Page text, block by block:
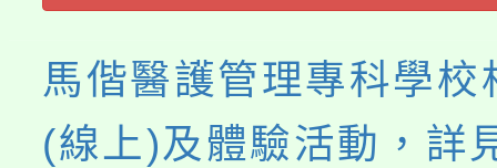
馬偕醫護管理專科學校
(線上)及體驗活動，詳